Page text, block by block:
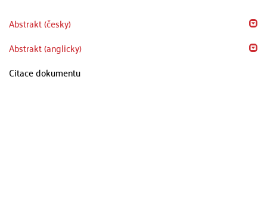
Abstrakt (česky)
Abstrakt (anglicky)
Citace dokumentu